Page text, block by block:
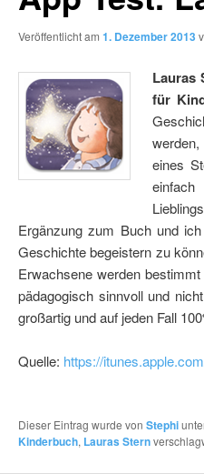
Veröffentlicht am 1. Dezember 2013
Lauras
für
eines
Ergänzung zum Buch und
Geschichte begeistern zu
Erwachsene werden
pädagogisch sinnvoll und
großartig und auf jeden Fall
Quelle: https://
Dieser Eintrag wurde von Stephi
Kinderbuch, Lauras Stern